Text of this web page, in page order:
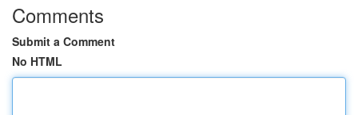
Comments
Submit a Comment
No HTML